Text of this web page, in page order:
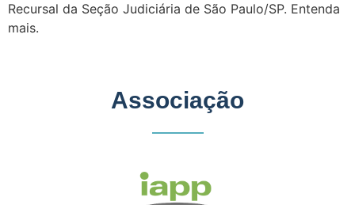
Recursal da Seção Judiciária de São Paulo/SP. Entenda
mais.
Associação